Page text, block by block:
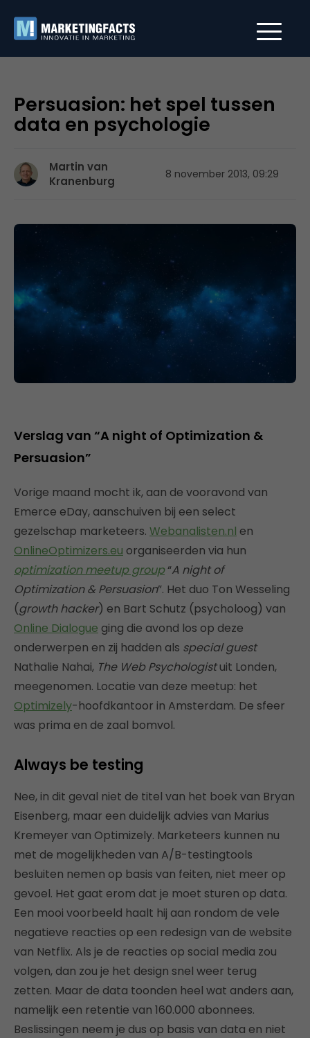
Persuasion: het spel tussen
data en psychologie
Martin van
Kranenburg
8 november 2013, 09:29
Verslag van “A night of Optimization &
Persuasion”
Vorige maand mocht ik, aan de vooravond van
Emerce eDay, aanschuiven bij een select
gezelschap marketeers. Webanalisten.nl en
OnlineOptimizers.eu organiseerden via hun
optimization meetup group“A night of
Optimization & Persuasion”. Het duo Ton Wesseling
(growth hacker) en Bart Schutz (psycholoog) van
Online Dialogue ging die avond los op deze
onderwerpen en zij hadden als special guest
Nathalie Nahai, The Web Psychologistuit Londen,
meegenomen. Locatie van deze meetup: het
Optimizely-hoofdkantoor in Amsterdam. De sfeer
was prima en de zaal bomvol.
Always be testing
Nee, in dit geval niet de titel van het boek van Bryan
Eisenberg, maar een duidelijk advies van Marius
Kremeyer van Optimizely. Marketeers kunnen nu
met de mogelijkheden van A/B-testingtools
besluiten nemen op basis van feiten, niet meer op
gevoel. Het gaat erom dat je moet sturen op data.
Een mooi voorbeeld haalt hij aan rondom de vele
negatieve reacties op een redesign van de website
van Netflix. Als je de reacties op social media zou
volgen, dan zou je het design snel weer terug
zetten. Maar de data toonden heel wat anders aan,
namelijk een retentie van 160.000 abonnees.
Beslissingen neem je dus op basis van data en niet